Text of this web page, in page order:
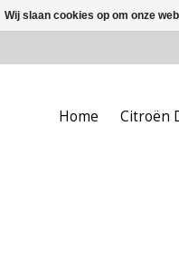
Home Citroën
Wij slaan cookies op om onze